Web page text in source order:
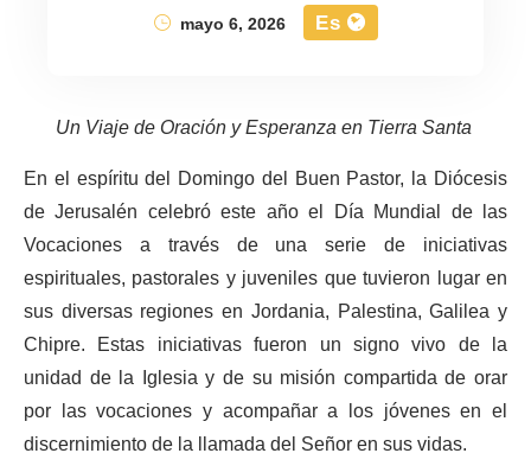
mayo 6, 2026
Es
Un Viaje de Oración y Esperanza en Tierra Santa
En el espíritu del Domingo del Buen Pastor, la Diócesis
de Jerusalén celebró este año el Día Mundial de las
Vocaciones a través de una serie de iniciativas
espirituales, pastorales y juveniles que tuvieron lugar en
sus diversas regiones en Jordania, Palestina, Galilea y
Chipre. Estas iniciativas fueron un signo vivo de la
unidad de la Iglesia y de su misión compartida de orar
por las vocaciones y acompañar a los jóvenes en el
discernimiento de la llamada del Señor en sus vidas.